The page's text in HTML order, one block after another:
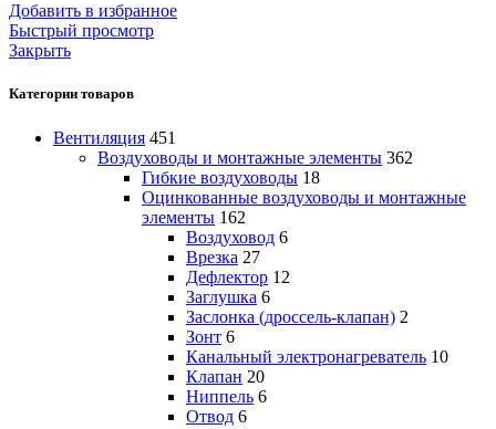
Добавить в избранное
Быстрый просмотр
Закрыть
Категории товаров
Вентиляция 451
Воздуховоды и монтажные элементы 362
Гибкие воздуховоды 18
Оцинкованные воздуховоды и монтажные
элементы 162
Воздуховод 6
Врезка 27
Дефлектор 12
Заглушка 6
Заслонка (дроссель-клапан) 2
Зонт 6
Канальный электронагреватель 10
Клапан 20
Ниппель 6
Отвод 6